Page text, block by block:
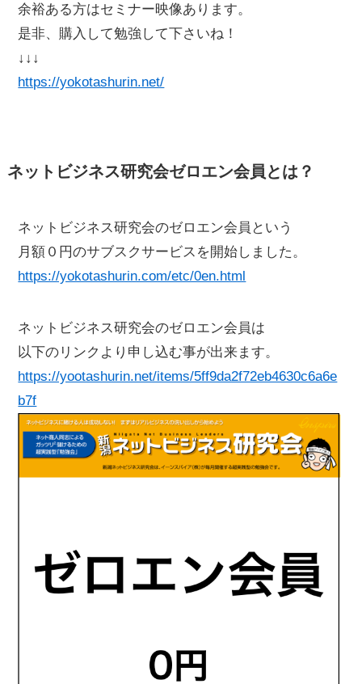
余裕ある方はセミナー映像あります。
是非、購入して勉強して下さいね！
↓↓↓
https://yokotashurin.net/
ネットビジネス研究会ゼロエン会員とは？
ネットビジネス研究会のゼロエン会員という
月額０円のサブスクサービスを開始しました。
https://yokotashurin.com/etc/0en.html
ネットビジネス研究会のゼロエン会員は
以下のリンクより申し込む事が出来ます。
https://yootashurin.net/items/5ff9da2f72eb4630c6a6e
b7f